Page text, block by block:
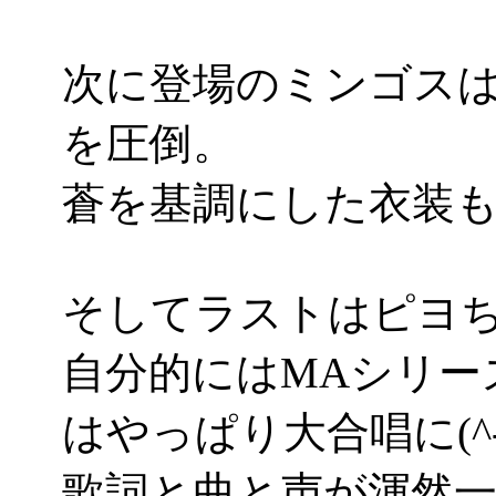
次に登場のミンゴス
を圧倒。
蒼を基調にした衣装
そしてラストはピヨ
自分的にはMAシリ
はやっぱり大合唱に